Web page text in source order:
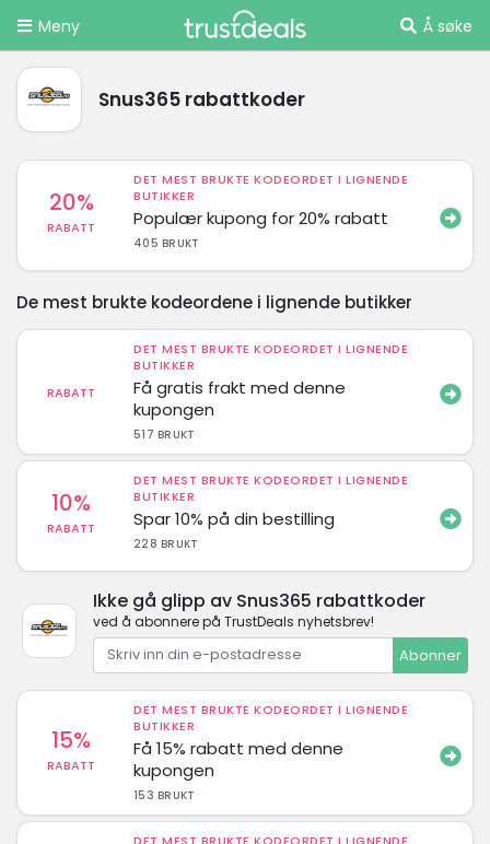
Meny Å søke
Snus365 rabattkoder
20%
RABATT
DET MEST BRUKTE KODEORDET I LIGNENDE
BUTIKKER
Populær kupong for 20% rabatt
405 BRUKT
De mest brukte kodeordene i lignende butikker
RABATT
DET MEST BRUKTE KODEORDET I LIGNENDE
BUTIKKER
Få gratis frakt med denne
kupongen
517 BRUKT
10%
RABATT
DET MEST BRUKTE KODEORDET I LIGNENDE
BUTIKKER
Spar 10% på din bestilling
228 BRUKT
Ikke gå glipp av Snus365 rabattkoder
ved å abonnere på TrustDeals nyhetsbrev!
Abonner
15%
RABATT
DET MEST BRUKTE KODEORDET I LIGNENDE
BUTIKKER
Få 15% rabatt med denne
kupongen
153 BRUKT